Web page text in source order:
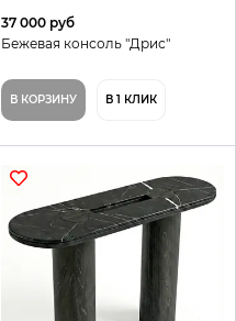
37 000 руб
Бежевая консоль "Дрис"
В КОРЗИНУ В 1 КЛИК